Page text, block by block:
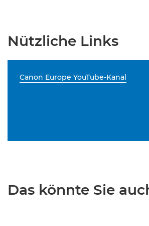
Nützliche Links
Canon Europe YouTube-Kanal
Das könnte Sie